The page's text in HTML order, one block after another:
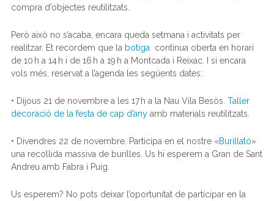
compra d’objectes reutilitzats.
Però això no s’acaba, encara queda setmana i activitats per
realitzar. Et recordem que la botiga continua oberta en horari
de 10 h a 14 h i de 16 h a 19 h a Montcada i Reixac. I si encara
vols més, reservat a l’agenda les següents dates:
• Dijous 21 de novembre a les 17 h a la Nau Vila Besòs. Taller
decoració de la festa de cap d’anyamb materials reutilitzats.
• Divendres 22 de novembre. Participa en el nostre «Burillató»
una recollida massiva de burilles. Us hi esperem a Gran de Sant
Andreu amb Fabra i Puig.
Us esperem? No pots deixar l’oportunitat de participar en la